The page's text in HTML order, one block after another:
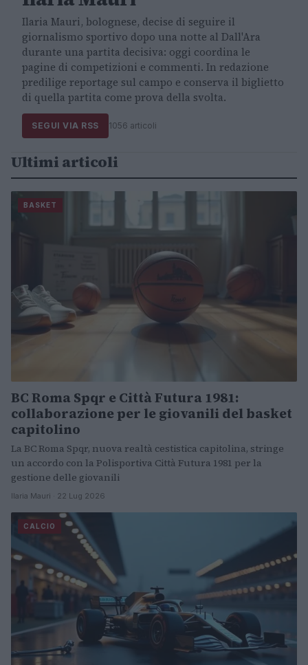
Ilaria Mauri, bolognese, decise di seguire il
giornalismo sportivo dopo una notte al Dall'Ara
durante una partita decisiva: oggi coordina le
pagine di competizioni e commenti. In redazione
predilige reportage sul campo e conserva il biglietto
di quella partita come prova della svolta.
SEGUI VIA RSS 1056 articoli
Ultimi articoli
BASKET
BC Roma Spqr e Città Futura 1981:
collaborazione per le giovanili del basket
capitolino
La BC Roma Spqr, nuova realtà cestistica capitolina, stringe
un accordo con la Polisportiva Città Futura 1981 per la
gestione delle giovanili
Ilaria Mauri · 22 Lug 2026
CALCIO